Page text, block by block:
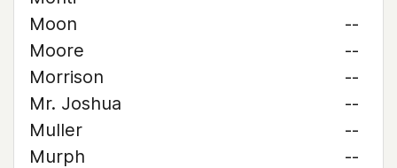
Moon
--
Moore
--
Morrison
--
Mr. Joshua
--
Muller
--
Murph
--